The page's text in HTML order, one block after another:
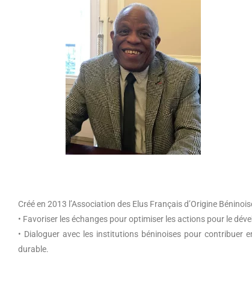
Créé en 2013 l’Association des Elus Français d’Origine
• Favoriser les échanges pour optimiser les actions pour le
• Dialoguer avec les institutions béninoises pour contribuer
durable.